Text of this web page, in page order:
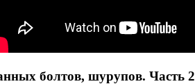
болтов, шурупов. Часть 2